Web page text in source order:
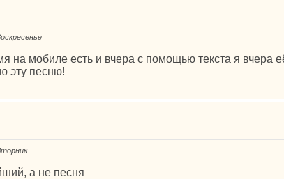
на мобиле есть и вчера с помощью текста я вчера
эту песню!
а не песня